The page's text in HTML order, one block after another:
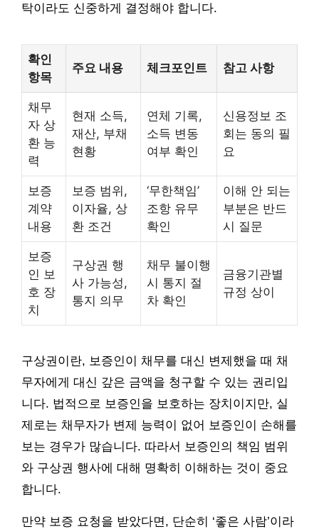
탁이라도 신중하게 결정해야 합니다.
확인
항목
주요 내용 체크포인트 참고 사항
채무
자 상
환 능
력
현재 소득,
재산, 부채
현황
연체 기록,
소득 변동
여부 확인
신용정보 조
회는 동의 필
요
보증
계약
내용
보증 범위,
이자율, 상
환 조건
‘무한책임’
조항 유무
확인
이해 안 되는
부분은 반드
시 질문
보증
인 보
호 장
치
구상권 행
사 가능성,
통지 의무
채무 불이행
시 통지 절
차 확인
금융기관별
규정 상이
구상권이란, 보증인이 채무를 대신 변제했을 때 채
무자에게 대신 갚은 금액을 청구할 수 있는 권리입
니다. 법적으로 보증인을 보호하는 장치이지만, 실
제로는 채무자가 변제 능력이 없어 보증인이 손해를
보는 경우가 많습니다. 따라서 보증인의 책임 범위
와 구상권 행사에 대해 명확히 이해하는 것이 중요
합니다.
만약 보증 요청을 받았다면, 단순히 ‘좋은 사람’이라